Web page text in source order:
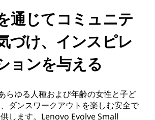
通じてコミュニテ
づけ、インスピレ
ョンを与える
らゆる人種および年齢の女性と子ど
ダンスワークアウトを楽しむ安全で
します。Lenovo Evolve Small